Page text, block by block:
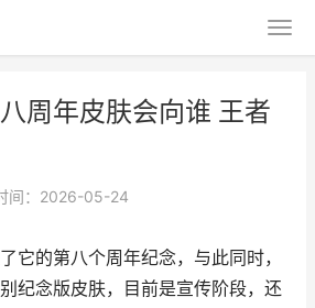
周年皮肤会向谁 王者
间：2026-05-24
它的第八个周年纪念，与此同时，
纪念版皮肤，目前是宣传阶段，还